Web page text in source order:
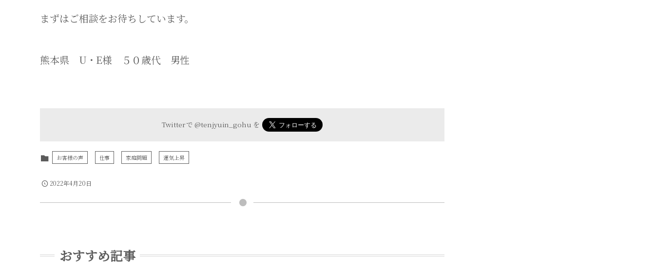
まずはご相談をお待ちしています。
熊本県 U・E様 ５０歳代 男性
Twitter で@tenjyuin_gohu を
お客様の声 仕事 家庭問題 運気上昇
2022年4月20日
おすすめ記事